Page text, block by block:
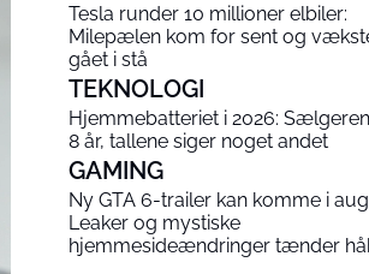
Tesla runder 10 millioner elbiler:
Milepælen kom for sent og
gået i stå
TEKNOLOGI
Hjemmebatteriet i 2026:
8 år, tallene siger noget andet
GAMING
Ny GTA 6-trailer kan komme i
Leaker og mystiske
hjemmesideændringer tænder